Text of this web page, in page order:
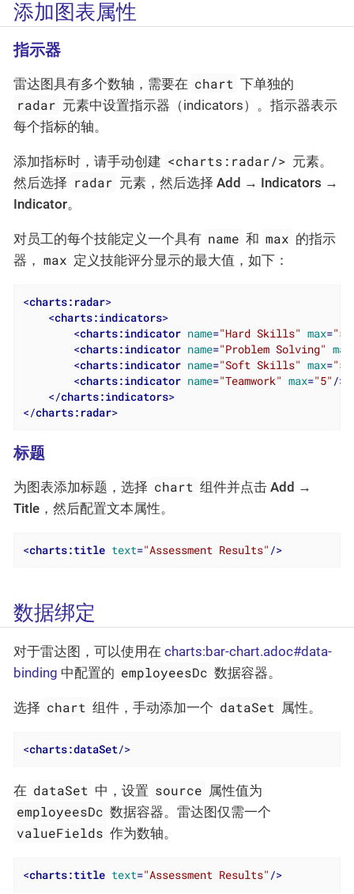
添加图表属性
指示器
雷达图具有多个数轴，需要在 chart 下单独的
radar 元素中设置指示器（indicators）。指示器表示
每个指标的轴。
添加指标时，请手动创建 <charts:radar/> 元素。
然后选择 radar 元素，然后选择Add → Indicators →
Indicator。
对员工的每个技能定义一个具有 name 和 max 的指示
器， max 定义技能评分显示的最大值，如下：
<charts:radar>
<charts:indicators>
<charts:indicator name="Hard Skills" max="5"
<charts:indicator name="Problem Solving" max
<charts:indicator name="Soft Skills" max="5"
<charts:indicator name="Teamwork" max="5" />
</charts:indicators>
</charts:radar>
标题
为图表添加标题，选择 chart 组件并点击Add →
Title ，然后配置文本属性。
<charts:title text="Assessment Results" />
数据绑定
对于雷达图，可以使用在 charts:bar-chart.adoc#data-
binding 中配置的 employeesDc 数据容器。
选择 chart 组件，手动添加一个 dataSet 属性。
<charts:dataSet/>
在 dataSet 中，设置 source 属性值为
employeesDc 数据容器。雷达图仅需一个
valueFields 作为数轴。
<charts:title text="Assessment Results" />